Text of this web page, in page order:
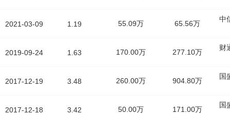
2021-03-09
2019-09-24
2017-12-19
2017-12-18
1.19 55.09万 65.56万
中
1.63 170.00万 277.10万
财
3.48 260.00万 904.80万
国
3.42 50.00万 171.00万
国